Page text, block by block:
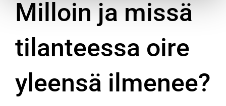
Milloin ja missä
tilanteessa oire
yleensä ilmenee?